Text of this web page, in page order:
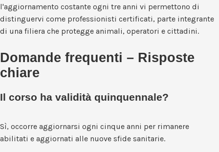
l'aggiornamento costante ogni tre anni vi permettono di
distinguervi come professionisti certificati, parte integrante
di una filiera che protegge animali, operatori e cittadini.
Domande frequenti – Risposte
chiare
Il corso ha validità quinquennale?
Sì, occorre aggiornarsi ogni cinque anni per rimanere
abilitati e aggiornati alle nuove sfide sanitarie.